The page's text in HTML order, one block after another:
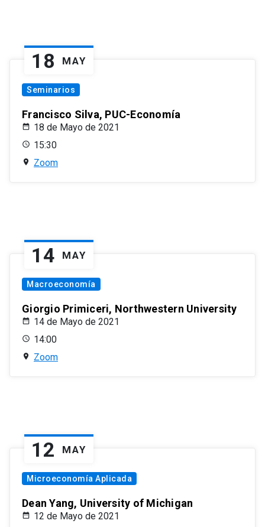
18 MAY
Seminarios
Francisco Silva, PUC-Economía
18 de Mayo de 2021
15:30
Zoom
14 MAY
Macroeconomía
Giorgio Primiceri, Northwestern University
14 de Mayo de 2021
14:00
Zoom
12 MAY
Microeconomía Aplicada
Dean Yang, University of Michigan
12 de Mayo de 2021